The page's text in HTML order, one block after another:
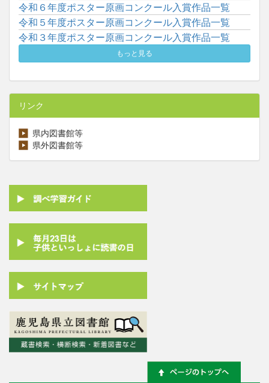
令和６年度ポスター原画コンクール入賞作品一覧
令和５年度ポスター原画コンクール入賞作品一覧
令和３年度ポスター原画コンクール入賞作品一覧
もっと見る
リンク
県内図書館等
県外図書館等